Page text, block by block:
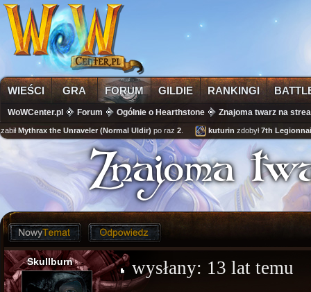
WIEŚCI GRA FORUM GILDIE RANKINGI
WoWCenter.pl Forum Ogólnie o Hearthstone Znajoma twarz na
Mythrax the Unraveler (Normal Uldir)po raz2 . kuturinzdobył7th
Znajoma
Skullburn wysłany: 13 lat temu